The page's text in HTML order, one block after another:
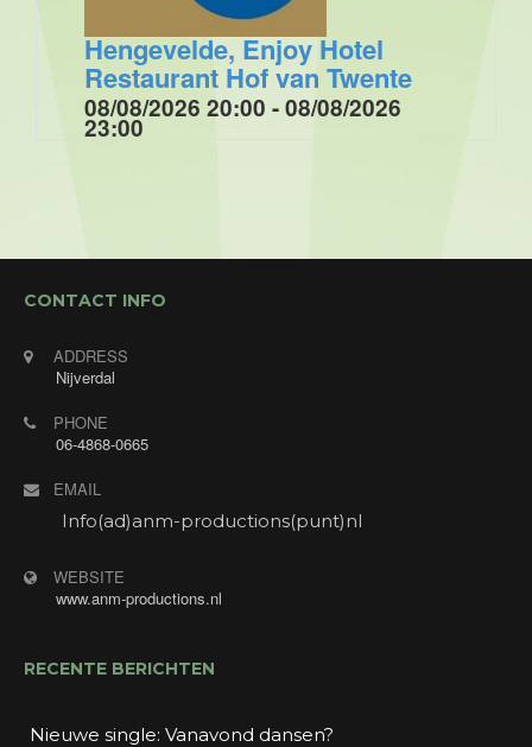
Hengevelde, Enjoy Hotel
Restaurant Hof van Twente
08/08/2026 20:00 - 08/08/2026
23:00
CONTACT INFO
ADDRESS
Nijverdal
PHONE
06-4868-0665
EMAIL
Info(ad)anm-productions(punt)nl
WEBSITE
www.anm-productions.nl
RECENTE BERICHTEN
Nieuwe single: Vanavond dansen?